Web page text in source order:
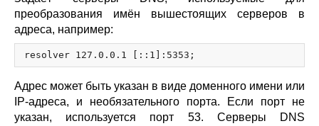
преобразования имён вышестоящих серверов в
адреса, например:
Адрес может быть указан в виде доменного имени или
IP-адреса, и необязательного порта. Если порт не
указан, используется порт 53. Серверы DNS